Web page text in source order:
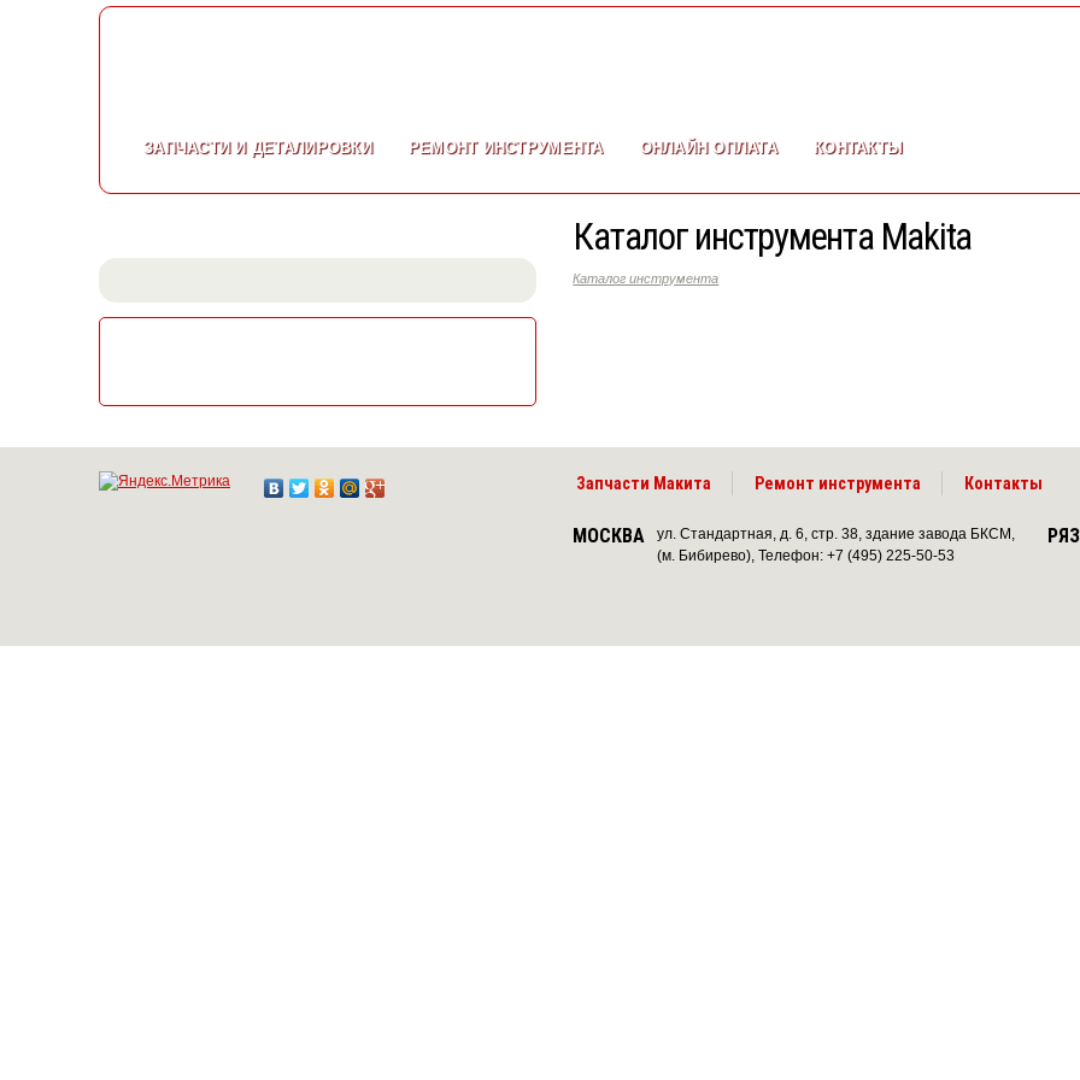
ЗАПЧАСТИИ ДЕТАЛИРОВКИ РЕМОНТИНСТРУМЕНТА ОНЛАЙН ОПЛАТА КОНТАКТЫ
Каталог инструмента Makita
Каталог инструмента
Запчасти Макита Ремонт инструмента Контакты
МОСКВА
ул. Стандартная, д. 6, стр. 38, здание завода БКСМ,
(м. Бибирево), Телефон: +7 (495) 225-50-53